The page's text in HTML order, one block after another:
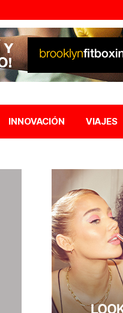
INNOVACIÓN VIAJES